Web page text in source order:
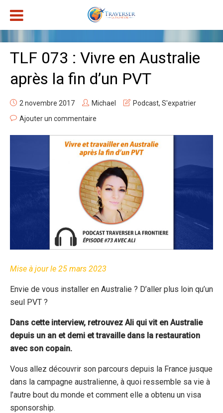
TLF 073 : Vivre en Australie
après la fin d’un PVT
2 novembre 2017 Michael Podcast, S'expatrier
Ajouter un commentaire
Mise à jour le 25 mars 2023
Envie de vous installer en Australie ? D’aller plus loin qu’un
seul PVT ?
Dans cette interview, retrouvez Ali qui vit en Australie
depuis un an et demi et travaille dans la restauration
avec son copain.
Vous allez découvrir son parcours depuis la France jusque
dans la campagne australienne, à quoi ressemble sa vie à
l’autre bout du monde et comment elle a obtenu un visa
sponsorship.